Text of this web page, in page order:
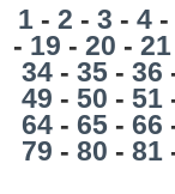
1 - 2 - 3 - 4 -
- 19 - 20 - 21
34 - 35 - 36
49 - 50 - 51
64 - 65 - 66
79 - 80 - 81